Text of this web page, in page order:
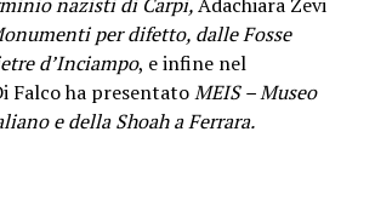
per difetto, dalle Fosse
d’Inciampo, e infine nel
Falco ha presentatoMEIS – Museo
e della Shoah a Ferrara.